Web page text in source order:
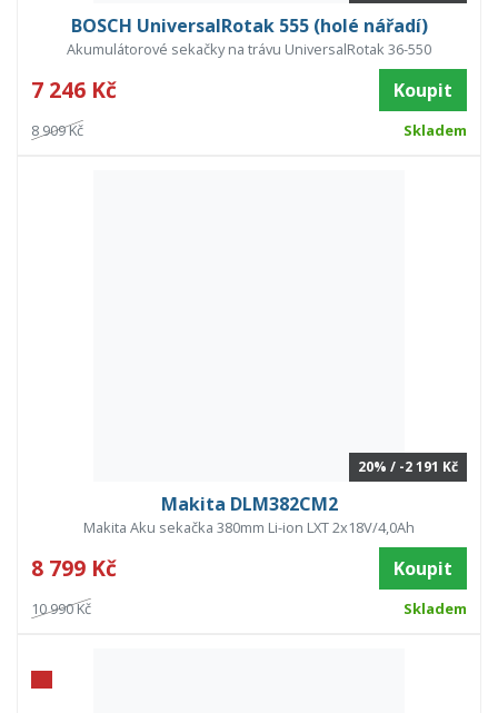
BOSCH UniversalRotak 555 (holé nářadí)
Akumulátorové sekačky na trávu UniversalRotak 36-550
7 246 Kč Koupit
8 909 Kč Skladem
20% / -2 191 Kč
Makita DLM382CM2
Makita Aku sekačka 380mm Li-ion LXT 2x18V/4,0Ah
8 799 Kč Koupit
10 990 Kč Skladem